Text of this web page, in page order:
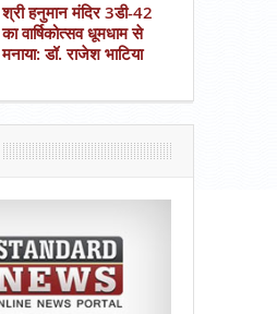
श्री हनुमान मंदिर 3डी-42
का वार्षिकोत्सव धूमधाम से
मनाया: डॉ. राजेश भाटिया